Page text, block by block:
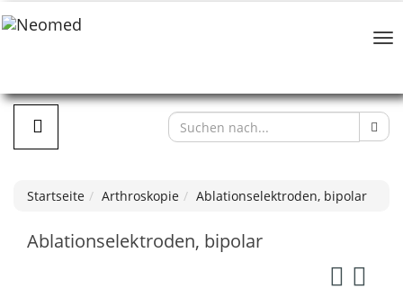
Startseite Arthroskopie Ablationselektroden, bipolar
Ablationselektroden, bipolar